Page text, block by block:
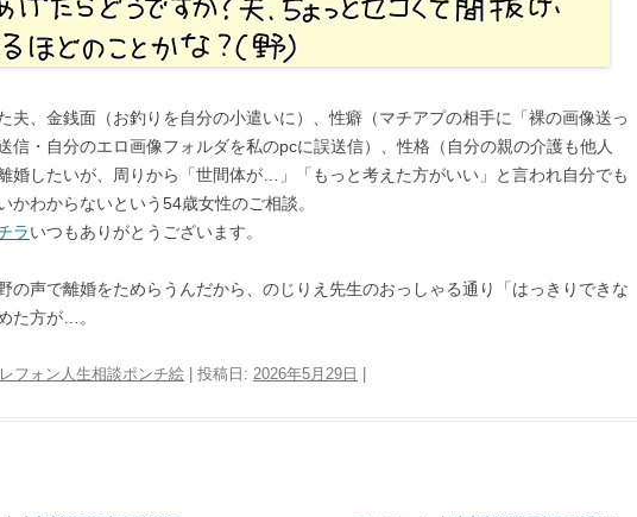
夫、金銭面（お釣りを自分の小遣いに）、性癖（マチアプの相手に「裸の画像送っ
信・自分のエロ画像フォルダを私のpcに誤送信）、性格（自分の親の介護も他人
婚したいが、周りから「世間体が…」「もっと考えた方がいい」と言われ自分でも
かわからないという54歳女性のご相談。
ラいつもありがとうございます。
の声で離婚をためらうんだから、のじりえ先生のおっしゃる通り「はっきりできな
た方が…。
フォン人生相談ポンチ絵 | 投稿日: 2026年5月29日